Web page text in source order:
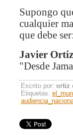
Supongo
cualquier
que debe
Javier Ortiz
"Desde
Escrito por: ortiz
Etiquetas: